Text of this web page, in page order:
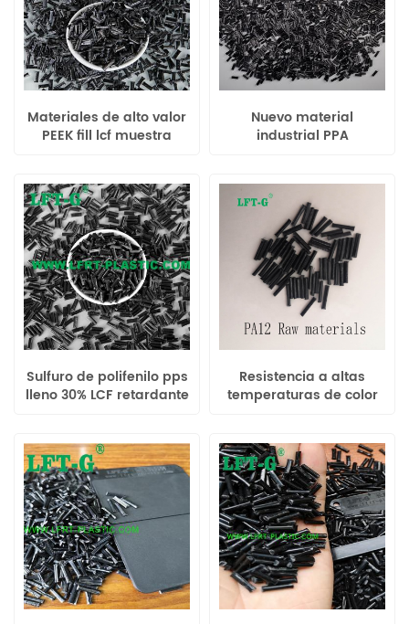
Materiales de alto valor
PEEK fill lcf muestra
Nuevo material
industrial PPA
rendimiento precio más
bajo
Sulfuro de polifenilo pps
lleno 30% LCF retardante
Resistencia a altas
temperaturas de color